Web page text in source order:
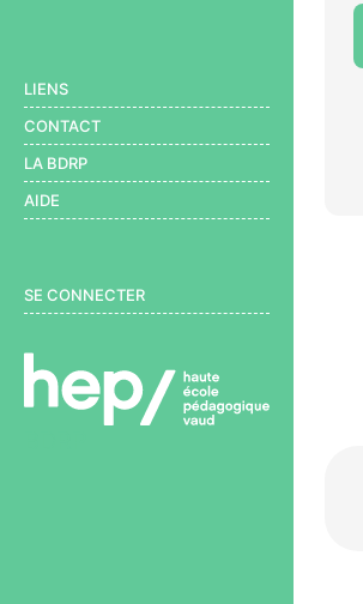
LIENS
CONTACT
LA BDRP
AIDE
User menu
SE CONNECTER